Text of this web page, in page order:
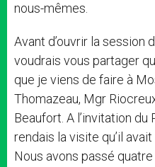
nous-mêmes.
Avant d’ouvrir la session
voudrais vous partager
que je viens de faire à
Thomazeau, Mgr
Beaufort. A l’invitation
rendais la visite qu’il
Nous avons passé